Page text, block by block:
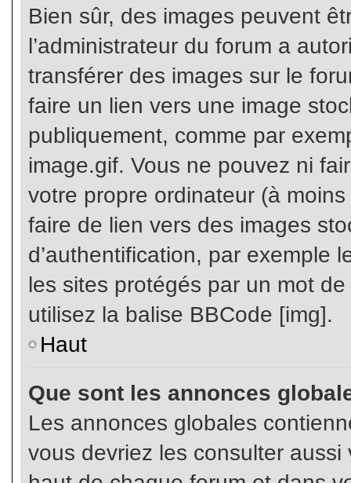
Bien sûr, des images peuvent
l’administrateur du forum a
transférer des images sur le
faire un lien vers une image
publiquement, comme par
image.gif. Vous ne pouvez ni
votre propre ordinateur (à
faire de lien vers des images
d’authentification, par exemple
les sites protégés par un mot
utilisez la balise BBCode [img].
Haut
Que sont les annonces
Les annonces globales
vous devriez les consulter